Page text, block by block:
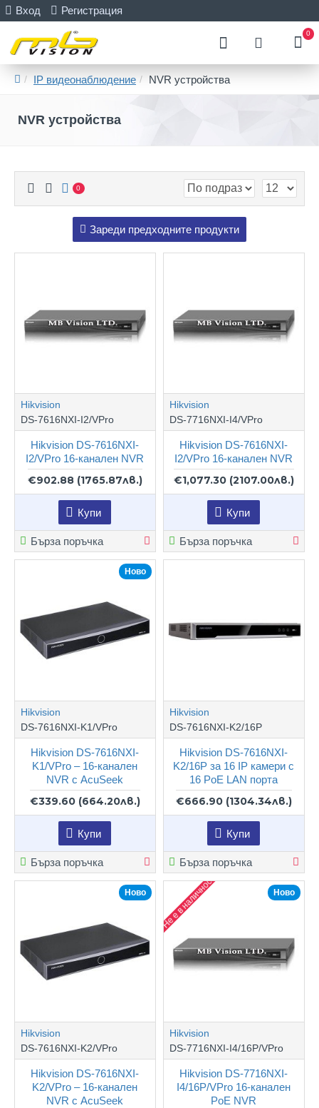
Вход Регистрация
0
IP видеонаблюдение NVR устройства
NVR устройства
0
Зареди предходните продукти
Hikvision
DS-7616NXI-I2/VPro
Hikvision DS-7616NXI-
I2/VPro 16-канален NVR
€902.88 (1765.87лв.)
Купи
Бърза поръчка
Hikvision
DS-7716NXI-I4/VPro
Hikvision DS-7616NXI-
I2/VPro 16-канален NVR
€1,077.30 (2107.00лв.)
Купи
Бърза поръчка
Ново
Hikvision
DS-7616NXI-K1/VPro
Hikvision DS-7616NXI-
K1/VPro – 16-канален
NVR с AcuSeek
€339.60 (664.20лв.)
Купи
Бърза поръчка
Hikvision
DS-7616NXI-K2/16P
Hikvision DS-7616NXI-
K2/16P за 16 IP камери с
16 PoE LAN порта
€666.90 (1304.34лв.)
Купи
Бърза поръчка
Ново
Hikvision
DS-7616NXI-K2/VPro
Hikvision DS-7616NXI-
K2/VPro – 16-канален
NVR с AcuSeek
Ново
Не е в наличност
Hikvision
DS-7716NXI-I4/16P/VPro
Hikvision DS-7716NXI-
I4/16P/VPro 16-канален
PoE NVR